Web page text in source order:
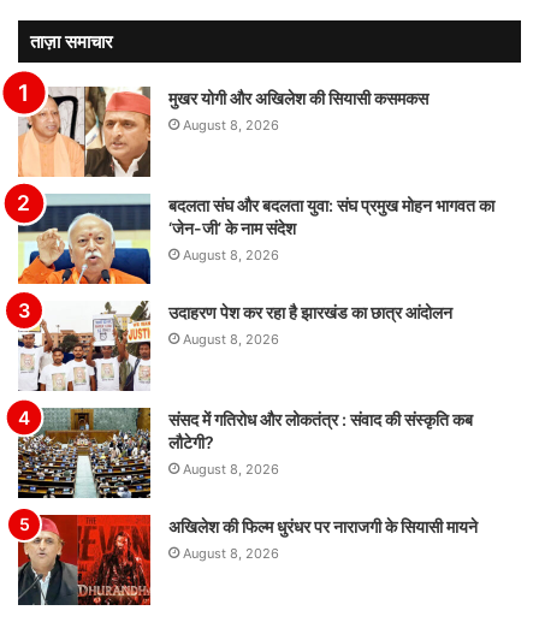
ताज़ा समाचार
मुखर योगी और अखिलेश की सियासी कसमकस
August 8, 2026
बदलता संघ और बदलता युवा: संघ प्रमुख मोहन भागवत का
‘जेन-जी’ के नाम संदेश
August 8, 2026
उदाहरण पेश कर रहा है झारखंड का छात्र आंदोलन
August 8, 2026
संसद में गतिरोध और लोकतंत्र : संवाद की संस्कृति कब
लौटेगी?
August 8, 2026
अखिलेश की फिल्म धुरंधर पर नाराजगी के सियासी मायने
August 8, 2026